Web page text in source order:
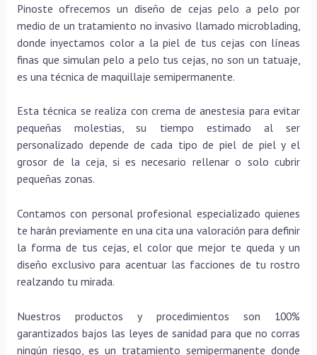
Pinoste ofrecemos un diseño de cejas pelo a pelo por
medio de un tratamiento no invasivo llamado microblading,
donde inyectamos color a la piel de tus cejas con líneas
finas que simulan pelo a pelo tus cejas, no son un tatuaje,
es una técnica de maquillaje semipermanente.
Esta técnica se realiza con crema de anestesia para evitar
pequeñas molestias, su tiempo estimado al ser
personalizado depende de cada tipo de piel de piel y el
grosor de la ceja, si es necesario rellenar o solo cubrir
pequeñas zonas.
Contamos con personal profesional especializado quienes
te harán previamente en una cita una valoración para definir
la forma de tus cejas, el color que mejor te queda y un
diseño exclusivo para acentuar las facciones de tu rostro
realzando tu mirada.
Nuestros productos y procedimientos son 100%
garantizados bajos las leyes de sanidad para que no corras
ningún riesgo, es un tratamiento semipermanente donde